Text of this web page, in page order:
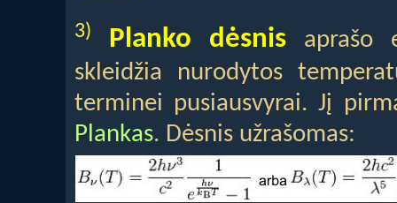
3) Planko dėsnisaprašo
skleidžia nurodytos
terminei pusiausvyrai. Jį
Plankas. Dėsnis užrašomas: